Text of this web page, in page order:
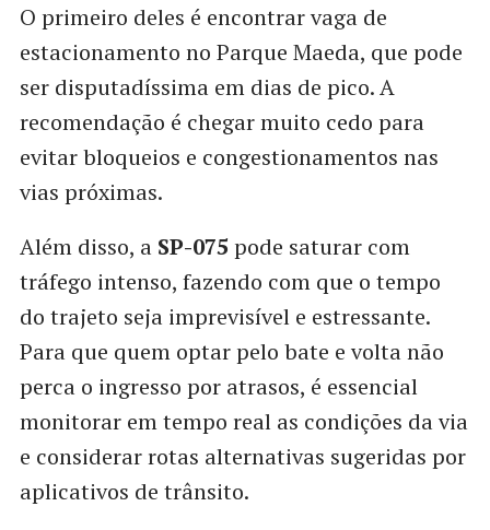
O primeiro deles é encontrar vaga de
estacionamento no Parque Maeda, que pode
ser disputadíssima em dias de pico. A
recomendação é chegar muito cedo para
evitar bloqueios e congestionamentos nas
vias próximas.
Além disso, a SP-075 pode saturar com
tráfego intenso, fazendo com que o tempo
do trajeto seja imprevisível e estressante.
Para que quem optar pelo bate e volta não
perca o ingresso por atrasos, é essencial
monitorar em tempo real as condições da via
e considerar rotas alternativas sugeridas por
aplicativos de trânsito.